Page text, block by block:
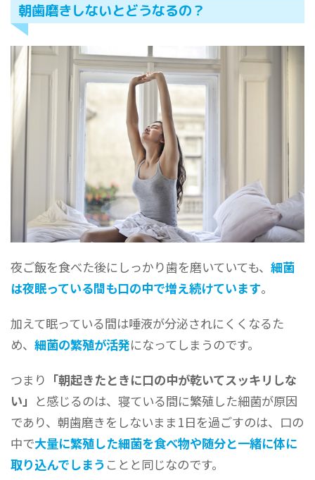
朝歯磨きしないとどうなるの？
夜ご飯を食べた後にしっかり歯を磨いていても、細菌
は夜眠っている間も口の中で増え続けています。
加えて眠っている間は唾液が分泌されにくくなるた
め、細菌の繁殖が活発になってしまうのです。
つまり 「朝起きたときに口の中が乾いてスッキリしな
い」 と感じるのは、寝ている間に繁殖した細菌が原因
であり、朝歯磨きをしないまま1日を過ごすのは、口の
中で大量に繁殖した細菌を食べ物や随分と一緒に体に
取り込んでしまう ことと同じなのです。